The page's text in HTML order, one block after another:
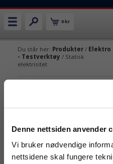
Denne nettsiden anvender
Vi bruker nødvendige
nettsidene skal fungere
Privat
0 kr
Du står her: Produkter/ Elektro
- Testverktøy / Statisk
elektrisitet
Vis priser inkl mva